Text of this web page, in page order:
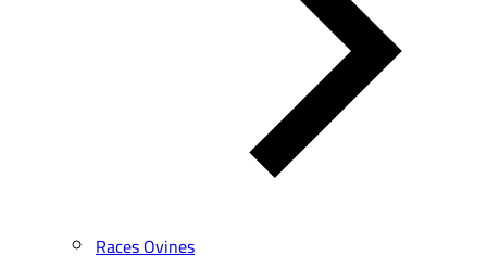
Races Ovines